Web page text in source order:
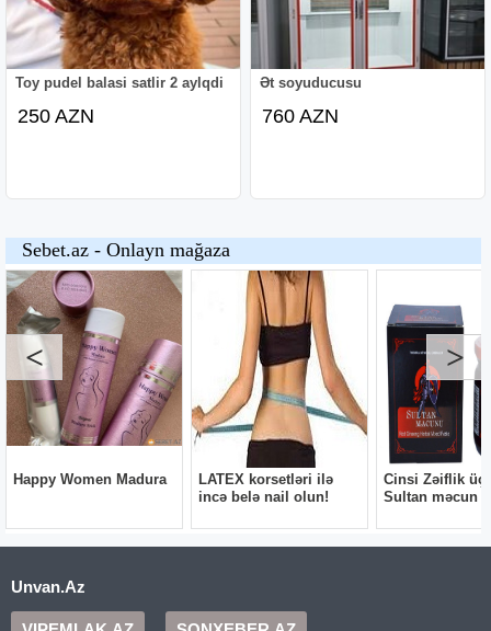
Toy pudel balasi satlir 2 aylqdi
250 AZN
Ət soyuducusu
760 AZN
Unvan.Az